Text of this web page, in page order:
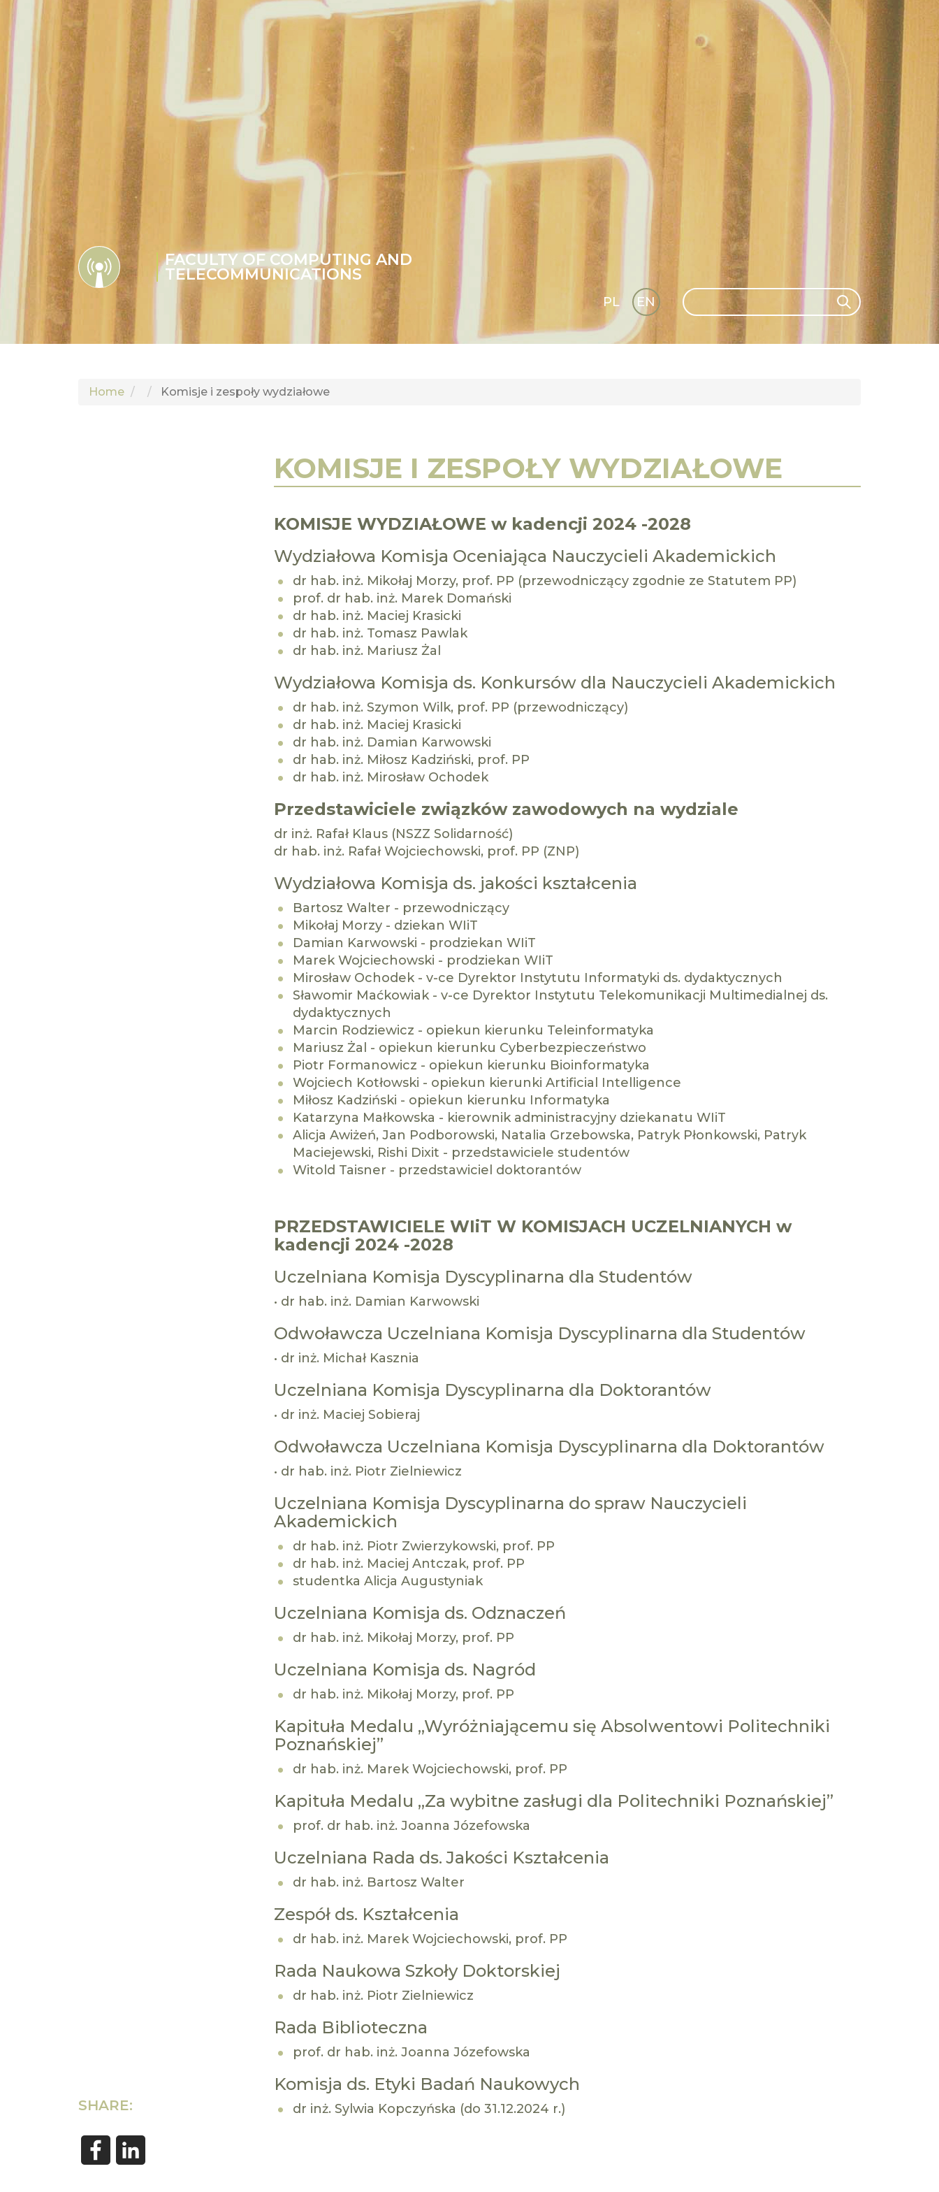
FACULTY OF COMPUTING AND
TELECOMMUNICATIONS
Search Search
PL
EN
GLI
SH
Home Komisje i zespoły wydziałowe
SHARE:
KOMISJE I ZESPOŁY WYDZIAŁOWE
KOMISJE WYDZIAŁOWE w kadencji 2024 -2028
Wydziałowa Komisja Oceniająca Nauczycieli Akademickich
dr hab. inż. Mikołaj Morzy, prof. PP (przewodniczący zgodnie ze Statutem PP)
prof. dr hab. inż. Marek Domański
dr hab. inż. Maciej Krasicki
dr hab. inż. Tomasz Pawlak
dr hab. inż. Mariusz Żal
Wydziałowa Komisja ds. Konkursów dla Nauczycieli Akademickich
dr hab. inż. Szymon Wilk, prof. PP (przewodniczący)
dr hab. inż. Maciej Krasicki
dr hab. inż. Damian Karwowski
dr hab. inż. Miłosz Kadziński, prof. PP
dr hab. inż. Mirosław Ochodek
Przedstawiciele związków zawodowych na wydziale
dr inż. Rafał Klaus (NSZZ Solidarność)
dr hab. inż. Rafał Wojciechowski, prof. PP (ZNP)
Wydziałowa Komisja ds. jakości kształcenia
Bartosz Walter - przewodniczący
Mikołaj Morzy - dziekan WIiT
Damian Karwowski - prodziekan WIiT
Marek Wojciechowski - prodziekan WIiT
Mirosław Ochodek - v-ce Dyrektor Instytutu Informatyki ds. dydaktycznych
Sławomir Maćkowiak - v-ce Dyrektor Instytutu Telekomunikacji Multimedialnej ds.
dydaktycznych
Marcin Rodziewicz - opiekun kierunku Teleinformatyka
Mariusz Żal - opiekun kierunku Cyberbezpieczeństwo
Piotr Formanowicz - opiekun kierunku Bioinformatyka
Wojciech Kotłowski - opiekun kierunki Artificial Intelligence
Miłosz Kadziński - opiekun kierunku Informatyka
Katarzyna Małkowska - kierownik administracyjny dziekanatu WIiT
Alicja Awiżeń, Jan Podborowski, Natalia Grzebowska, Patryk Płonkowski, Patryk
Maciejewski, Rishi Dixit - przedstawiciele studentów
Witold Taisner - przedstawiciel doktorantów
PRZEDSTAWICIELE WIiT W KOMISJACH UCZELNIANYCH w
kadencji 2024 -2028
Uczelniana Komisja Dyscyplinarna dla Studentów
• dr hab. inż. Damian Karwowski
Odwoławcza Uczelniana Komisja Dyscyplinarna dla Studentów
• dr inż. Michał Kasznia
Uczelniana Komisja Dyscyplinarna dla Doktorantów
• dr inż. Maciej Sobieraj
Odwoławcza Uczelniana Komisja Dyscyplinarna dla Doktorantów
• dr hab. inż. Piotr Zielniewicz
Uczelniana Komisja Dyscyplinarna do spraw Nauczycieli
Akademickich
dr hab. inż. Piotr Zwierzykowski, prof. PP
dr hab. inż. Maciej Antczak, prof. PP
studentka Alicja Augustyniak
Uczelniana Komisja ds. Odznaczeń
dr hab. inż. Mikołaj Morzy, prof. PP
Uczelniana Komisja ds. Nagród
dr hab. inż. Mikołaj Morzy, prof. PP
Kapituła Medalu „Wyróżniającemu się Absolwentowi Politechniki
Poznańskiej”
dr hab. inż. Marek Wojciechowski, prof. PP
Kapituła Medalu „Za wybitne zasługi dla Politechniki Poznańskiej”
prof. dr hab. inż. Joanna Józefowska
Uczelniana Rada ds. Jakości Kształcenia
dr hab. inż. Bartosz Walter
Zespół ds. Kształcenia
dr hab. inż. Marek Wojciechowski, prof. PP
Rada Naukowa Szkoły Doktorskiej
dr hab. inż. Piotr Zielniewicz
Rada Biblioteczna
prof. dr hab. inż. Joanna Józefowska
Komisja ds. Etyki Badań Naukowych
dr inż. Sylwia Kopczyńska (do 31.12.2024 r.)